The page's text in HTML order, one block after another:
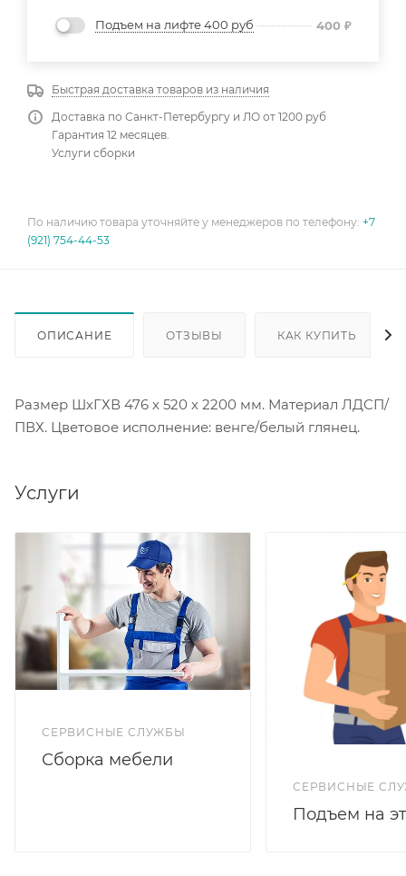
Подъем на лифте 400 руб 400 ₽
Быстрая доставка товаров из наличия
Доставка по Санкт-Петербургу и ЛО от 1200 руб
Гарантия 12 месяцев.
Услуги сборки
По наличию товара уточняйте у менеджеров по телефону: +7
(921) 754-44-53
ОПИСАНИЕ ОТЗЫВЫ КАК КУПИТЬ
Размер ШхГХВ 476 х 520 х 2200 мм. Материал ЛДСП/
ПВХ. Цветовое исполнение: венге/белый глянец.
Услуги
СЕРВИСНЫЕ СЛУЖБЫ
Сборка мебели
СЕРВИСНЫЕ
Подъем на